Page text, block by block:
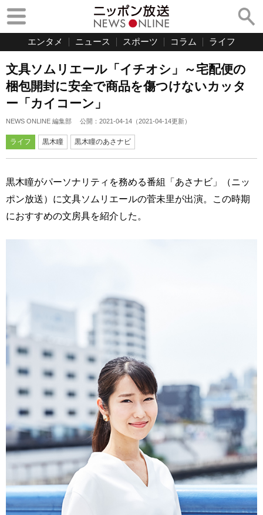
エンタメ ニュース スポーツ コラム ライフ
文具ソムリエール「イチオシ」～宅配便の
梱包開封に安全で商品を傷つけないカッタ
ー「カイコーン」
NEWS ONLINE 編集部 公開： 2021-04-14 （2021-04-14更新）
ライフ 黒木瞳 黒木瞳のあさナビ
黒木瞳がパーソナリティを務める番組「あさナビ」（ニッ
ポン放送）に文具ソムリエールの菅未里が出演。この時期
におすすめの文房具を紹介した。